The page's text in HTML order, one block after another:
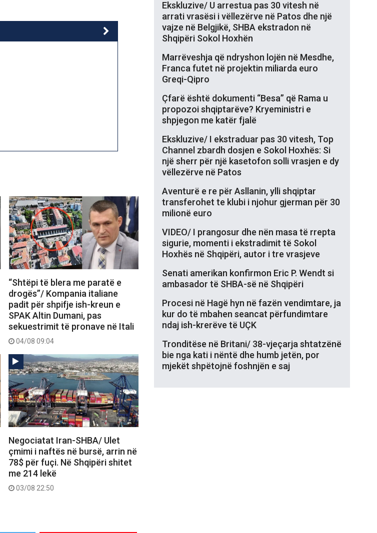
“Shtëpi të blera me paratë e
drogës”/ Kompania italiane
padit për shpifje ish-kreun e
SPAK Altin Dumani, pas
sekuestrimit të pronave në Itali
04/08 09:04
Negociatat Iran-SHBA/ Ulet
çmimi i naftës në bursë, arrin në
78$ për fuçi. Në Shqipëri shitet
me 214 lekë
03/08 22:50
Ekskluzive/ U arrestua pas 30 vitesh në
arrati vrasësi i vëllezërve në Patos dhe një
vajze në Belgjikë, SHBA ekstradon në
Shqipëri Sokol Hoxhën
Marrëveshja që ndryshon lojën në Mesdhe,
Franca futet në projektin miliarda euro
Greqi-Qipro
Çfarë është dokumenti “Besa” që Rama u
propozoi shqiptarëve? Kryeministri e
shpjegon me katër fjalë
Ekskluzive/ I ekstraduar pas 30 vitesh, Top
Channel zbardh dosjen e Sokol Hoxhës: Si
një sherr për një kasetofon solli vrasjen e dy
vëllezërve në Patos
Aventurë e re për Asllanin, ylli shqiptar
transferohet te klubi i njohur gjerman për 30
milionë euro
VIDEO/ I prangosur dhe nën masa të rrepta
sigurie, momenti i ekstradimit të Sokol
Hoxhës në Shqipëri, autor i tre vrasjeve
Senati amerikan konfirmon Eric P. Wendt si
ambasador të SHBA-së në Shqipëri
Procesi në Hagë hyn në fazën vendimtare, ja
kur do të mbahen seancat përfundimtare
ndaj ish-krerëve të UÇK
Tronditëse në Britani/ 38-vjeçarja shtatzënë
bie nga kati i nëntë dhe humb jetën, por
mjekët shpëtojnë foshnjën e saj